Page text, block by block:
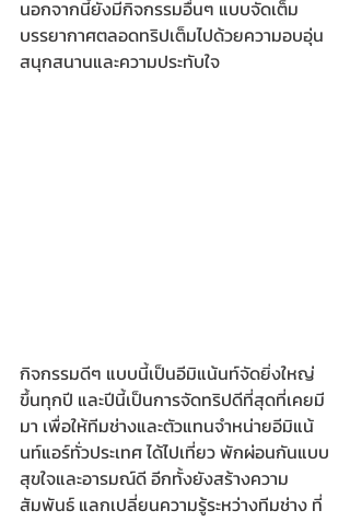
นอกจากนี้ยังมีกิจกรรมอื่นๆ แบบจัดเต็ม
บรรยากาศตลอดทริปเต็มไปด้วยความอบอุ่น
สนุกสนานและความประทับใจ
กิจกรรมดีๆ แบบนี้เป็นอีมิแน้นท์จัดยิ่งใหญ่
ขึ้นทุกปี และปีนี้เป็นการจัดทริปดีที่สุดที่เคยมี
มา เพื่อให้ทีมช่างและตัวแทนจำหน่ายอีมิแน้
นท์แอร์ทั่วประเทศ ได้ไปเที่ยว พักผ่อนกันแบบ
สุขใจและอารมณ์ดี อีกทั้งยังสร้างความ
สัมพันธ์ แลกเปลี่ยนความรู้ระหว่างทีมช่าง ที่